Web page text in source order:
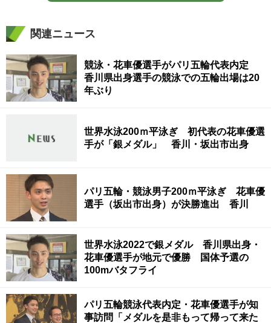
関連ニュース
競泳・花車優選手がパリ五輪代表内定
香川県出身選手の競泳での五輪出場は20
年ぶり
世界水泳200ｍ平泳ぎ 初代表の花車優選
手が「銀メダル」 香川・坂出市出身
パリ五輪・競泳男子200ｍ平泳ぎ 花車優
選手（坂出市出身）が決勝進出 香川
世界水泳2022で銀メダル 香川県出身・
花車優選手が地元で優勝 国体予選の
100mバタフライ
パリ五輪競泳代表内定・花車優選手が知
事訪問「メダルを是非もって帰って来た